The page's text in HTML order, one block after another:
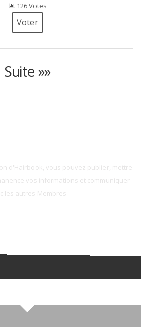
126 Votes
Voter
Suite »»
d'Hairbook, vous pouvez publier, mettre
vos informations et communiquer
les autres Membres